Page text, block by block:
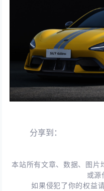
分享到：
本站所有文章、数据、图片
或源
如果侵犯了你的权益